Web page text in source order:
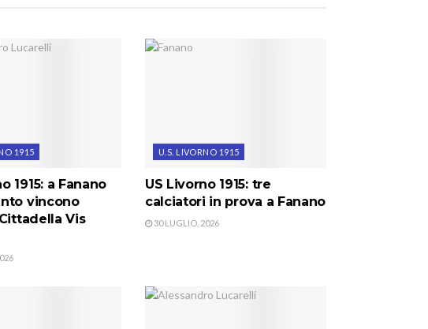
1915
1915: a Fanano
vincono
Vis
U.S. LIVORNO 1915
US Livorno 1915: tre
calciatori in prova a Fanano
30 LUGLIO, 2026